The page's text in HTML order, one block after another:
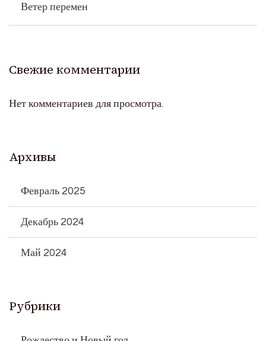
Ветер перемен
Свежие комментарии
Нет комментариев для просмотра.
Архивы
Февраль 2025
Декабрь 2024
Май 2024
Рубрики